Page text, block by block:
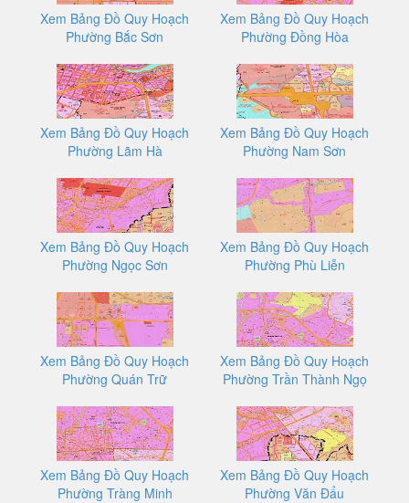
Xem Bảng Đồ Quy Hoạch
Phường Bắc Sơn
Xem Bảng Đồ Quy Hoạch
Phường Đồng Hòa
Xem Bảng Đồ Quy Hoạch
Phường Lãm Hà
Xem Bảng Đồ Quy Hoạch
Phường Nam Sơn
Xem Bảng Đồ Quy Hoạch
Phường Ngọc Sơn
Xem Bảng Đồ Quy Hoạch
Phường Phù Liễn
Xem Bảng Đồ Quy Hoạch
Phường Quán Trữ
Xem Bảng Đồ Quy Hoạch
Phường Trần Thành Ngọ
Xem Bảng Đồ Quy Hoạch
Phường Tràng Minh
Xem Bảng Đồ Quy Hoạch
Phường Văn Đẩu